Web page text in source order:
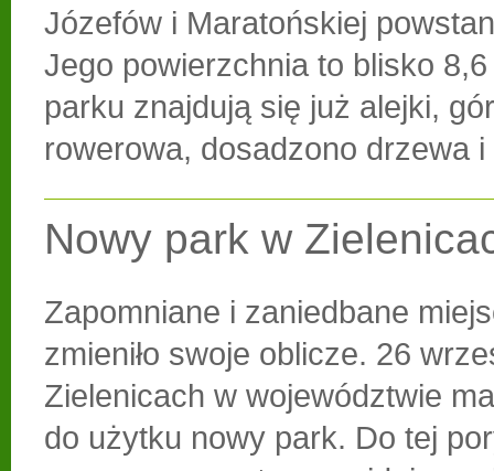
Józefów i Maratońskiej
Jego powierzchnia to blisko
parku znajdują się już alejki,
rowerowa, dosadzono drzewa
Nowy park w
Zapomniane i zaniedbane
zmieniło swoje oblicze. 26
Zielenicach w województwie
do użytku nowy park. Do tej